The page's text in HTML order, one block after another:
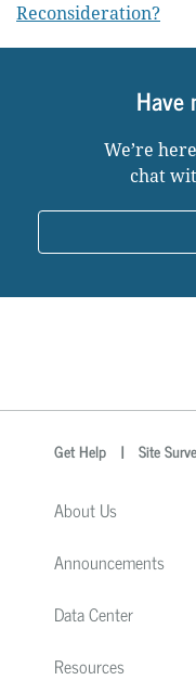
Reconsideration?
Have
We’re
chat